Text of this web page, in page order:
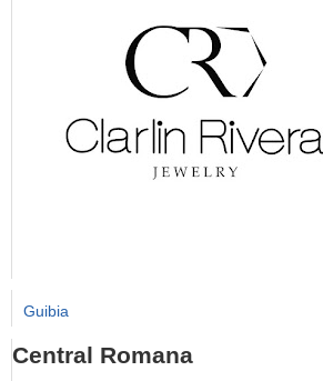
Guibia
Central Romana